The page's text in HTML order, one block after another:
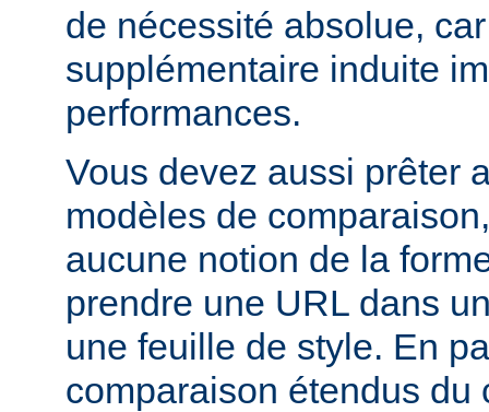
de nécessité absolue,
supplémentaire induite
performances.
Vous devez aussi prêter
modèles de
aucune notion de la
prendre une URL dans
une feuille de style. En
comparaison étendus